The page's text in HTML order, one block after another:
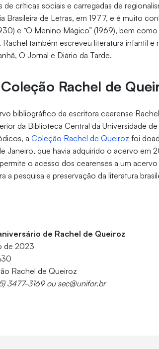
de críticas sociais e carregadas de
Brasileira de Letras, em 1977, e é muito
e “O Menino Mágico” (1969), bem
também escreveu literatura infantil e
O Jornal e Diário da Tarde.
Rachel de
bibliográfico da escritora cearense
da Biblioteca Central da Universidade
aColeção Rachel de Queiroz foi
Janeiro, que havia adquirido o acervo em
o acesso dos cearenses a um
a pesquisa e preservação da literatura
de Rachel de Queiroz
de 2023
Rachel de Queiroz
3477-3169 ou sec@unifor.br